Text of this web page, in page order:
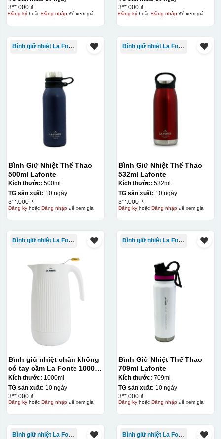
tương đối cao.
Nhựa
3**.000 ₫
Đăng kýhoặc Đăng nhậpđể xem giá
3**.000 ₫
Đăng kýhoặc Đăng nhậpđể xem giá
Bình giữ nhiệt La Fonte
Bình Giữ Nhiệt Thể Thao
500ml Lafonte
Kích thước: 500ml
TG sản xuất: 10 ngày
3**.000 ₫
Đăng kýhoặc Đăng nhậpđể xem giá
Bình giữ nhiệt La Fonte
Bình Giữ Nhiệt Thể Thao
532ml Lafonte
Kích thước: 532ml
TG sản xuất: 10 ngày
3**.000 ₫
Đăng kýhoặc Đăng nhậpđể xem giá
Bình giữ nhiệt La Fonte
Bình giữ nhiệt chân không
có tay cầm La Fonte 1000ml
– 011655
Kích thước: 1000ml
TG sản xuất: 10 ngày
3**.000 ₫
Đăng kýhoặc Đăng nhậpđể xem giá
Bình giữ nhiệt La Fonte
Bình Giữ Nhiệt Thể Thao
709ml Lafonte
Kích thước: 709ml
TG sản xuất: 10 ngày
3**.000 ₫
Đăng kýhoặc Đăng nhậpđể xem giá
Bình giữ nhiệt La Fonte Bình giữ nhiệt La Fonte